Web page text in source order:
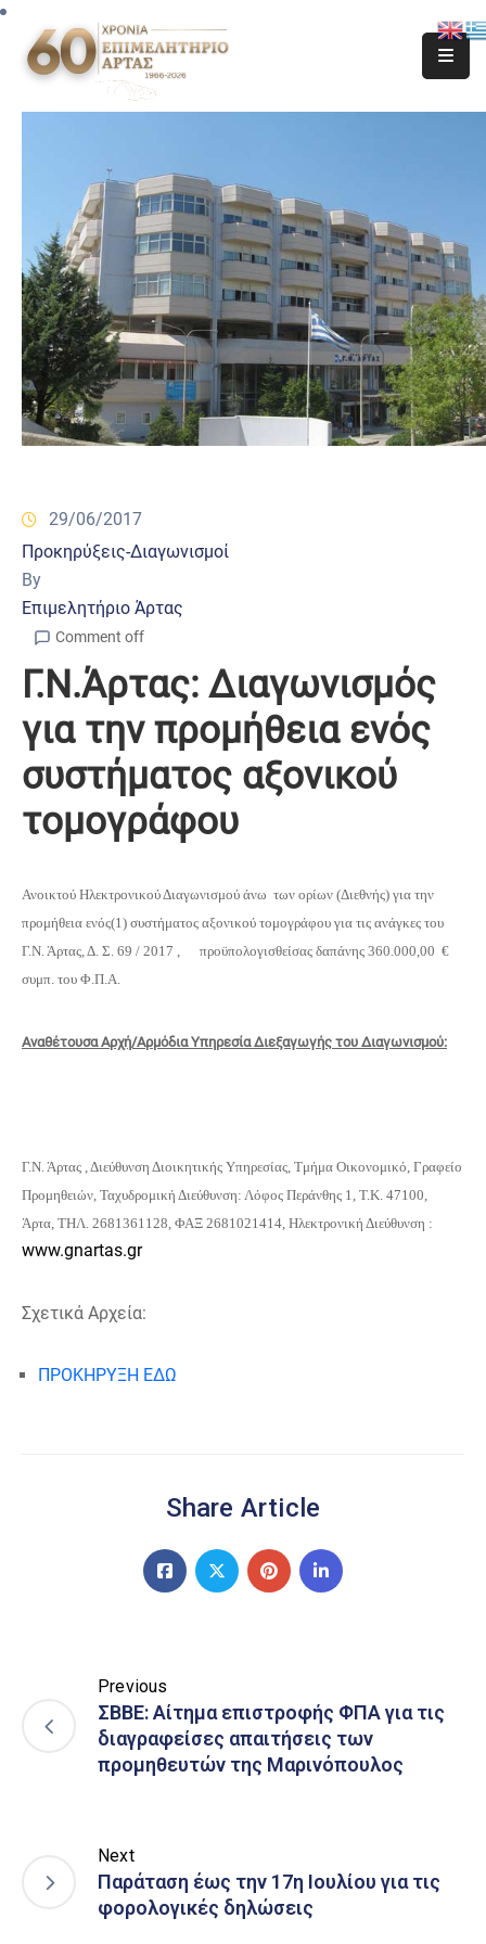
29/06/2017
Προκηρύξεις-Διαγωνισμοί
By
Επιμελητήριο Άρτας
Comment off
Γ.Ν.Άρτας: Διαγωνισμός
για την προμήθεια ενός
συστήματος αξονικού
τομογράφου
Ανοικτού Ηλεκτρονικού Διαγωνισμού άνω των ορίων (Διεθνής) για την
προμήθεια ενός(1) συστήματος αξονικού τομογράφου για τις ανάγκες του
Γ.Ν. Άρτας, Δ. Σ. 69 / 2017 , προϋπολογισθείσας δαπάνης 360.000,00 €
συμπ. του Φ.Π.Α.
Αναθέτουσα Αρχή/Αρμόδια Υπηρεσία Διεξαγωγής του Διαγωνισμού:
Γ.Ν. Άρτας , Διεύθυνση Διοικητικής Υπηρεσίας, Τμήμα Οικονομικό, Γραφείο
Προμηθειών, Ταχυδρομική Διεύθυνση: Λόφος Περάνθης 1, Τ.Κ. 47100,
Άρτα, ΤΗΛ. 2681361128, ΦΑΞ 2681021414, Ηλεκτρονική Διεύθυνση :
www.gnartas.gr
Σχετικά Αρχεία:
ΠΡΟΚΗΡΥΞΗ ΕΔΩ
Share Article
Previous
ΣΒΒΕ: Αίτημα επιστροφής ΦΠΑ για τις
διαγραφείσες απαιτήσεις των
προμηθευτών της Μαρινόπουλος
Next
Παράταση έως την 17η Ιουλίου για τις
φορολογικές δηλώσεις